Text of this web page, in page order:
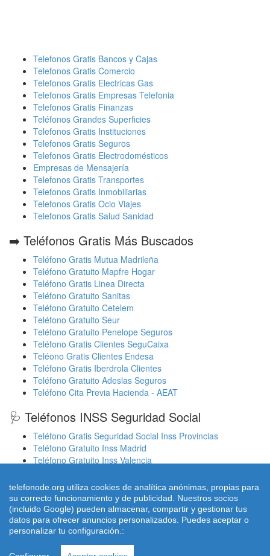
Telefonos Gratis Bancos y Cajas
Telefonos Gratis Comercio
Telefonos Gratis Electricas Gas
Telefonos Gratis Empresas Telefonia
Telefonos Gratis Finanzas
Teléfonos Grandes Superficies
Telefonos Gratis Instituciones
Telefonos Gratis Seguros
Telefonos Gratis Electrodomésticos
Empresas de Mensajería
Telefonos Gratis Transportes
Telefonos Gratis Inmobiliarias
Telefonos Gratis Ocio Viajes
Telefonos Gratis Salud Sanidad
➡️ Teléfonos Gratis Más Buscados
Teléfono Gratis Mutua Madrileña
Teléfono Gratuito Mapfre Hogar
Teléfono Gratis Linea Directa
Teléfono Gratuito Sanitas
Teléfono Gratuito Cetelem
Teléfono Gratuito Seur
Teléfono Gratuito Penelope Seguros
Teléfono Gratis Clientes SeguCaixa
Teléono Gratis Clientes Endesa
Teléfono Gratis Iberdrola Clientes
Teléfono Gratuito Adeslas Seguros
Teléfono Cita Previa Hacienda - AEAT
🩺 Teléfonos INSS Seguridad Social
Teléfono Gratis Seguridad Social Inss Provincias
Teléfono Gratuito Inss Madrid
Teléfono Gratuito Inss Valencia
Cita Previa Médicos Euskadi Osakidetza Osanet
Cita Previa Sas Intersas Andalucia
© 2026 telefonode.org |
Privacidad
Política de Cookies
telefonode.org utiliza cookies de analítica anónimas, propias para
su correcto funcionamiento y de publicidad. Nuestros socios
(incluido Google) pueden almacenar, compartir y gestionar tus
datos para ofrecer anuncios personalizados. Puedes aceptar o
personalizar tu configuración.: